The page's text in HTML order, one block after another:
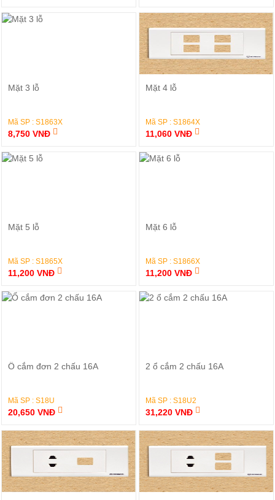
Mặt 3 lỗ
Mã SP : S1863X
8,750 VNĐ
Mặt 4 lỗ
Mã SP : S1864X
11,060 VNĐ
Mặt 5 lỗ
Mã SP : S1865X
11,200 VNĐ
Mặt 6 lỗ
Mã SP : S1866X
11,200 VNĐ
Đặt Hàng
Ổ cắm đơn 2 chấu 16A
Mã SP : S18U
20,650 VNĐ
Đặt Hàng
2 ổ cắm 2 chấu 16A
Mã SP : S18U2
31,220 VNĐ